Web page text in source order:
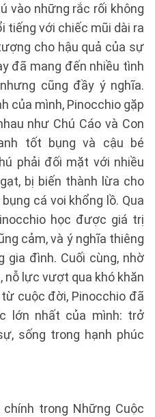
vào những rắc rối không
tiếng với chiếc mũi dài ra
cho hậu quả của sự
đã mang đến nhiều tình
cũng đầy ý nghĩa.
của mình, Pinocchio gặp
như Chú Cáo và Con
tốt bụng và cậu bé
phải đối mặt với nhiều
bị biến thành lừa cho
cá voi khổng lồ. Qua
học được giá trị
cảm, và ý nghĩa thiêng
gia đình. Cuối cùng, nhờ
nỗ lực vượt qua khó khăn
cuộc đời, Pinocchio đã
lớn nhất của mình: trở
sống trong hạnh phúc
trong Những Cuộc